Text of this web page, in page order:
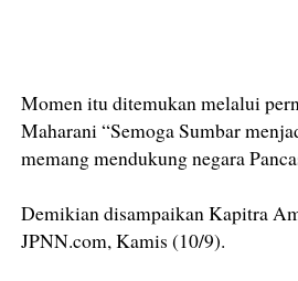
Momen itu ditemukan melalui
Maharani “Semoga Sumbar
memang mendukung negara
Demikian disampaikan Kapitra
JPNN.com, Kamis (10/9).